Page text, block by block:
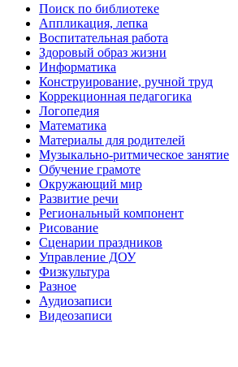
Поиск по библиотеке
Аппликация, лепка
Воспитательная работа
Здоровый образ жизни
Информатика
Конструирование, ручной труд
Коррекционная педагогика
Логопедия
Математика
Материалы для родителей
Музыкально-ритмическое занятие
Обучение грамоте
Окружающий мир
Развитие речи
Региональный компонент
Рисование
Сценарии праздников
Управление ДОУ
Физкультура
Разное
Аудиозаписи
Видеозаписи